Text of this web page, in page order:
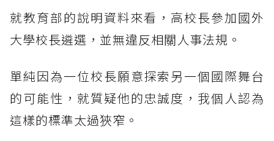
就教育部的說明資料來看，高校長參加國外
大學校長遴選，並無違反相關人事法規。
單純因為一位校長願意探索另一個國際舞台
的可能性，就質疑他的忠誠度，我個人認為
這樣的標準太過狹窄。